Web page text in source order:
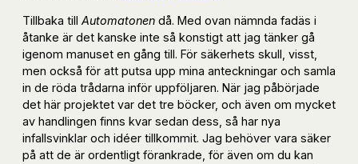
Tillbaka till Automatonen då. Med ovan nämnda fadäs i
åtanke är det kanske inte så konstigt att jag tänker gå
igenom manuset en gång till. För säkerhets skull, visst,
men också för att putsa upp mina anteckningar och samla
in de röda trådarna inför uppföljaren. När jag påbörjade
det här projektet var det tre böcker, och även om mycket
av handlingen finns kvar sedan dess, så har nya
infallsvinklar och idéer tillkommit. Jag behöver vara säker
på att de är ordentligt förankrade, för även om du kan